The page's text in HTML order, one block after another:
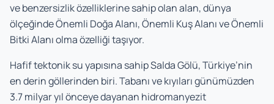
ve benzersizlik özelliklerine sahip olan alan, dünya
ölçeğinde Önemli Doğa Alanı, Önemli Kuş Alanı ve Önemli
Bitki Alanı olma özelliği taşıyor.
Hafif tektonik su yapısına sahip Salda Gölü, Türkiye’nin
en derin göllerinden biri. Tabanı ve kıyıları günümüzden
3.7 milyar yıl önceye dayanan hidromanyezit